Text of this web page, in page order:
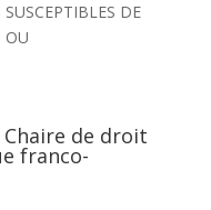
DE
OU
de droit
franco-